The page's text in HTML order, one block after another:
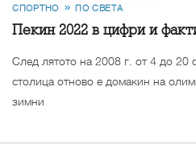
СПОРТНО ПО СВЕТА
Пекин 2022 в цифри и
След лятото на 2008 г. от 4 до 20
столица отново е домакин на
зимни